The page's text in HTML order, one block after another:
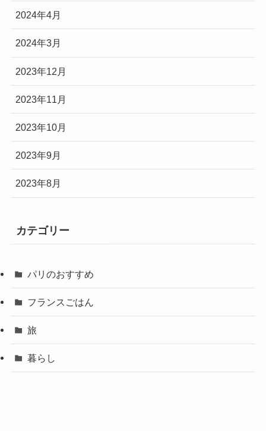
2024年4月
2024年3月
2023年12月
2023年11月
2023年10月
2023年9月
2023年8月
カテゴリー
パリのおすすめ
フランスごはん
旅
暮らし